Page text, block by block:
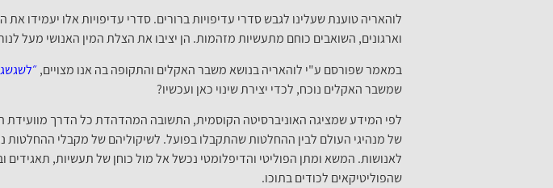
לוהאריה טוענת שעלינו לגבש סדרי עדיפויות ברורים. סדרי עדיפויות אלו יעמידו
וארגונים, השואבים כוחם מתעשיות מזהמות. הן יציבו את הצלת המין האנושי מעל
במאמר שפורסם ע"י לוהאריה בנושא משבר האקלים והתקופה בה אנו מצויים,
שמשבר האקלים נוכח, לכדי יצירת שינוי כאן ועכשיו?
לפי המידע שמציגה האוניברסיטה הקוסמית, התשובה המהדהדת כל הדרך מוועידת
של מנהיגי העולם לבין ההחלטות שהתקבלו בפועל. לשיקוליהם של מקבלי
לאנושות. המשא ומתן הפוליטי והדיפלומטי נכשל אל מול כוחן של תעשיות, תאגידים
שהפוליטיקאים לכודים בתוכו.